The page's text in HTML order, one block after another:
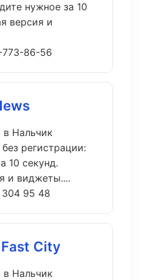
нужное за 10
версия и
86-56
в Нальчик
регистрации:
10 секунд.
и виджеты....
95 48
City
в Нальчик